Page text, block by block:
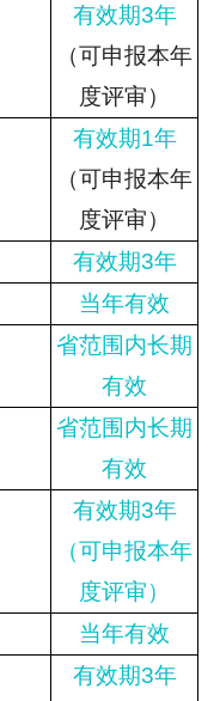
有效期3年
（可申报本年
度评审）
有效期1年
（可申报本年
度评审）
有效期3年
当年有效
省范围内长期
有效
省范围内长期
有效
有效期3年
（可申报本年
度评审）
当年有效
有效期3年